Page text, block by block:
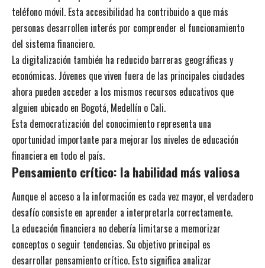
teléfono móvil. Esta accesibilidad ha contribuido a que más
personas desarrollen interés por comprender el funcionamiento
del sistema financiero.
La digitalización también ha reducido barreras geográficas y
económicas. Jóvenes que viven fuera de las principales ciudades
ahora pueden acceder a los mismos recursos educativos que
alguien ubicado en Bogotá, Medellín o Cali.
Esta democratización del conocimiento representa una
oportunidad importante para mejorar los niveles de educación
financiera en todo el país.
Pensamiento crítico: la habilidad más valiosa
Aunque el acceso a la información es cada vez mayor, el verdadero
desafío consiste en aprender a interpretarla correctamente.
La educación financiera no debería limitarse a memorizar
conceptos o seguir tendencias. Su objetivo principal es
desarrollar pensamiento crítico. Esto significa analizar